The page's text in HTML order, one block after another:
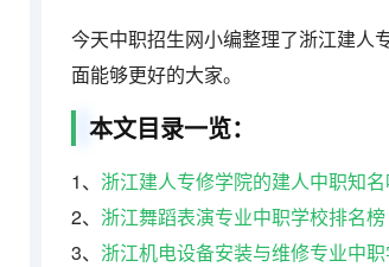
今天中职招生网小编整理了浙江建人
面能够更好的大家。
本文目录一览：
1、 浙江建人专修学院的建人中职知名
2、 浙江舞蹈表演专业中职学校排名榜
3、 浙江机电设备安装与维修专业中